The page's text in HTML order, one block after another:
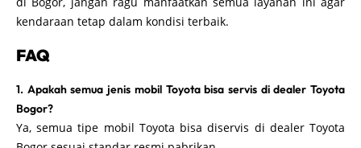
kendaraan tetap dalam kondisi terbaik.
FAQ
1. Apakah semua jenis mobil Toyota bisa servis di dealer Toyota
Bogor?
Ya, semua tipe mobil Toyota bisa diservis di dealer Toyota